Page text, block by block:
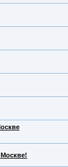
Москве!